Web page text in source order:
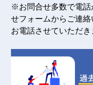
※お問合せ多数で電話
せフォームからご連
お電話させていただき